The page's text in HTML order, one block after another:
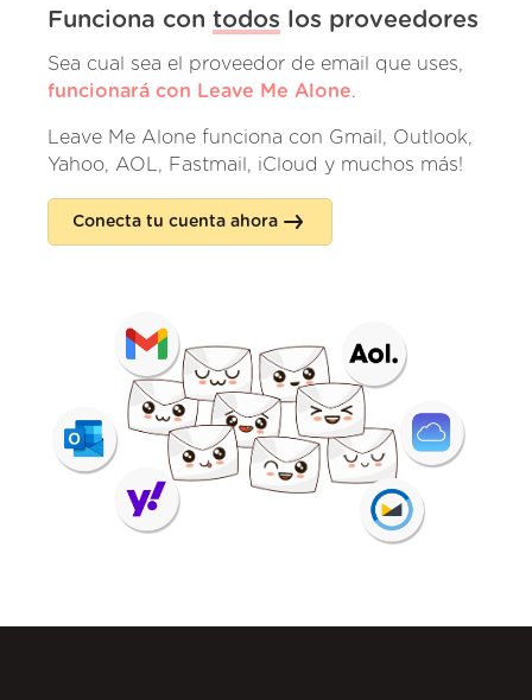
Funciona con todos los proveedores
Sea cual sea el proveedor de email que uses,
funcionará con Leave Me Alone.
Leave Me Alone funciona con Gmail, Outlook,
Yahoo, AOL, Fastmail, iCloud y muchos más!
Conecta tu cuenta ahora